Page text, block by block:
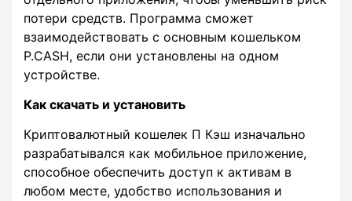
потери средств. Программа сможет
взаимодействовать с основным кошельком
P.CASH, если они установлены на одном
устройстве.
Как скачать и установить
Криптовалютный кошелек П Кэш изначально
разрабатывался как мобильное приложение,
способное обеспечить доступ к активам в
любом месте, удобство использования и